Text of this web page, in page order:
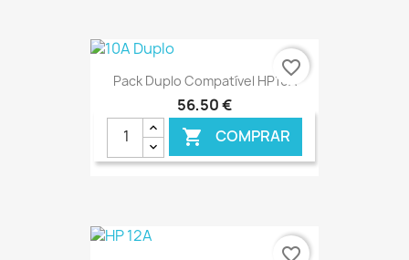
€ ONLINE
Pack Duplo Compatível HP10A
56,50 €
 COMPRAR
€ ONLINE
favorite_border
favorite_border